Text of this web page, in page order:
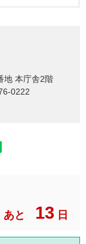
地 本庁舎2階
0222
あと 13 日